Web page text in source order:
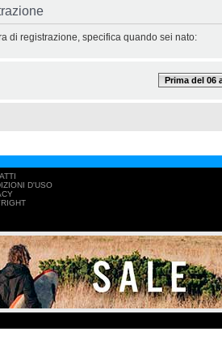
di registrazione, specifica quando sei nato:
Prima del 06
D'USO